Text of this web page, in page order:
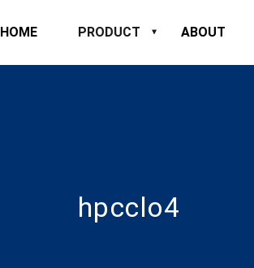
HOME PRODUCT ABOUT
hpcclo4